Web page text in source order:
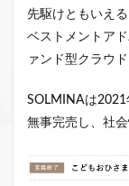
先駆けともいえる
ベストメントア
ァンド型クラウ
SOLMINAは2021
無事完売し、社